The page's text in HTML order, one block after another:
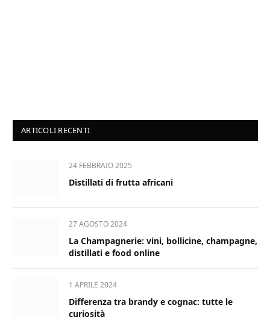
ARTICOLI RECENTI
24 FEBBRAIO 2025
Distillati di frutta africani
27 AGOSTO 2024
La Champagnerie: vini, bollicine, champagne,
distillati e food online
1 APRILE 2024
Differenza tra brandy e cognac: tutte le
curiosità